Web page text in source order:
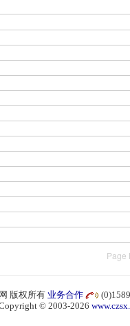
Page
版权所有 业务合作
© 2003-2026